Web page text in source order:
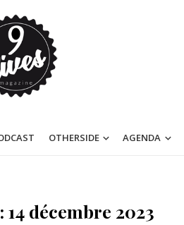
OTHERSIDE AGENDA
décembre 2023